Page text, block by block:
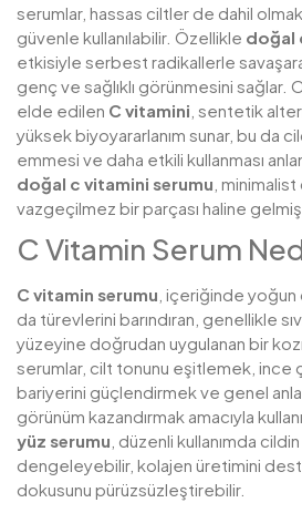
serumlar, hassas ciltler de dahil
güvenle kullanılabilir. Özellikle doğal
etkisiyle serbest radikallerle
genç ve sağlıklı görünmesini sağlar.
elde edilen C vitamini , sentetik
yüksek biyoyararlanım sunar, bu da
emmesi ve daha etkili kullanması
doğal c vitamini serumu ,
vazgeçilmez bir parçası haline
C Vitamin Serum
C vitamin serumu , içeriğinde yoğun
da türevlerini barındıran, genellikle
yüzeyine doğrudan uygulanan bir
serumlar, cilt tonunu eşitlemek, ince
bariyerini güçlendirmek ve genel
görünüm kazandırmak amacıyla
yüz serumu , düzenli kullanımda
dengeleyebilir, kolajen üretimini
dokusunu pürüzsüzleştirebilir.